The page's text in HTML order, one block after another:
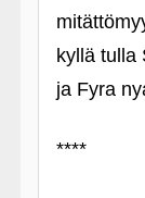
kyllä tulla
ja Fyra
****